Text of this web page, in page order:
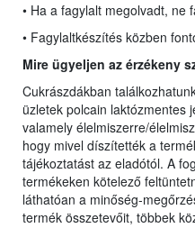
• Ha a fagylalt megolvadt, ne
• Fagylaltkészítés közben
Mire ügyeljen az érzékeny
Cukrászdákban
üzletek polcain laktózmentes
valamely élelmiszerre/
hogy mivel díszítették a
tájékoztatást az eladótól. A
termékeken kötelező
láthatóan a minőség-
termék összetevőit, többek